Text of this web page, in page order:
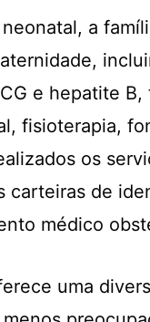
a
e hepatite
fisioterapia,
os
carteiras de
médico
uma